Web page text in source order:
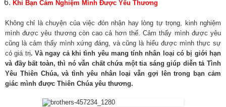
Khi Bạn Cảm Nghiệm Mình Được Yêu Thương
Không chỉ là chuyện của việc đón nhận hay lòng tự trọng, kinh nghiệm
mình được yêu thương còn cao cả hơn thế. Cảm thấy mình được yêu
cũng là cảm thấy mình xứng đáng, và cũng là hiểu được mình thực sự
có giá trị. Và ngay cả khi tình yêu mang tính nhân loại có bị giới hạn
và đầy bất toàn, thì nó vẫn chất chứa một tia sáng giúp diễn tả Tình
Yêu Thiên Chúa, và tình yêu nhân loại vẫn gợi lên trong bạn cảm
giác mình được Thiên Chúa yêu thương.